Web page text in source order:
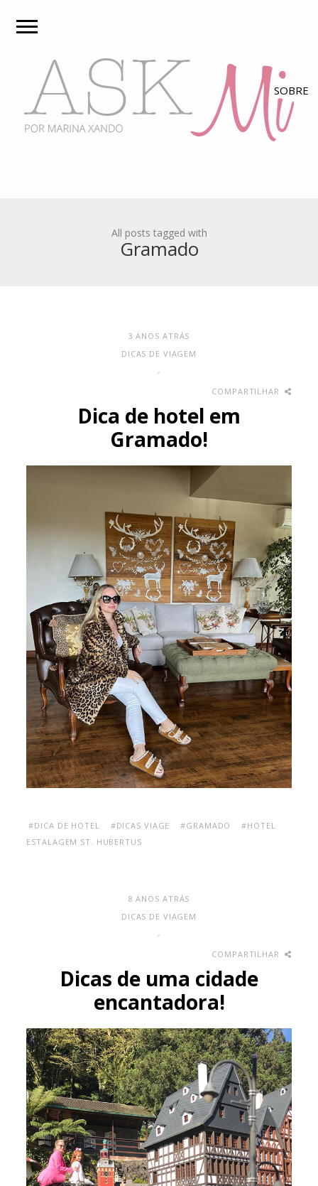
All posts tagged with
Gramado
3 ANOS ATRÁS
DICAS DE VIAGEM
-
COMPARTILHAR
Dica de hotel em
Gramado!
#DICA DE HOTEL #DICAS VIAGE #GRAMADO
#HOTEL
ESTALAGEM ST. HUBERTUS
8 ANOS ATRÁS
DICAS DE VIAGEM
-
COMPARTILHAR
Dicas de uma cidade
encantadora!